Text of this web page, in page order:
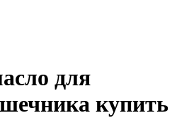
для
купить